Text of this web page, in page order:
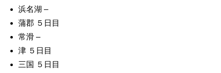
浜名湖–
蒲郡 ５日目
常滑–
津 ５日目
三国 ５日目